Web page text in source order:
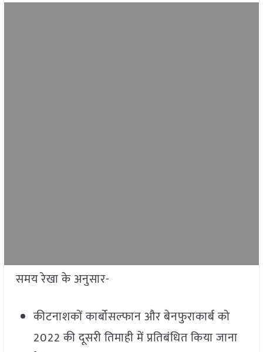
समय रेखा के अनुसार-
कीटनाशकों कार्बोसल्फान और बेनफुराकार्ब को
2022 की दूसरी तिमाही में प्रतिबंधित किया जाना